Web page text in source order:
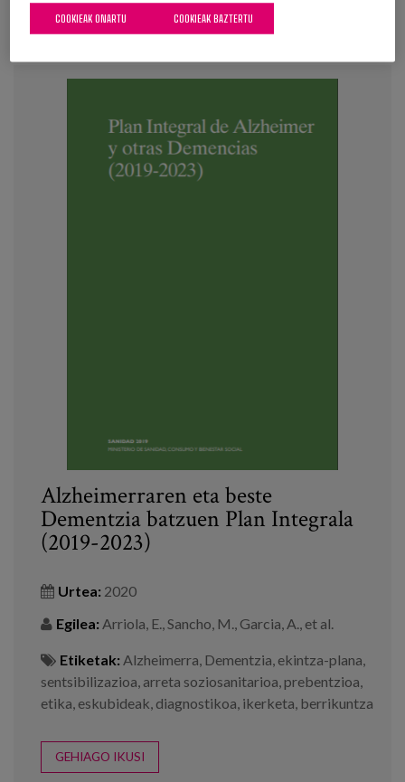
Alzheimerraren eta beste
Dementzia batzuen Plan Integrala
(2019-2023)
Urtea: 2020
Egilea: Arriola, E., Sancho, M., Garcia, A., et al.
Etiketak: Alzheimerra Dementzia ekintza-plana
sentsibilizazioa arreta soziosanitarioa prebentzioa
etika eskubideak diagnostikoa ikerketa berrikuntza
GEHIAGO IKUSI
COOKIEAK BAZTERTU
COOKIEAK ONARTU